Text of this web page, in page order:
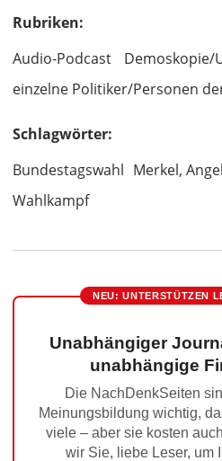
Rubriken:
Audio-Podcast
Demoskopie/
einzelne Politiker/Personen
Schlagwörter:
Bundestagswahl Merkel,
Wahlkampf
NEU: UNTERSTÜTZEN
Unabhängiger
unabhängige
Die NachDenkSeiten
Meinungsbildung wichtig,
viele – aber sie kosten
wir Sie, liebe Leser, um